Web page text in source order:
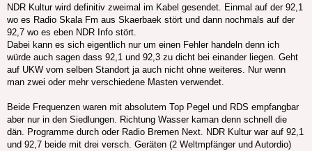
NDR Kultur wird definitiv zweimal im Kabel gesendet. Einmal auf der 92,1
wo es Radio Skala Fm aus Skaerbaek stört und dann nochmals auf der
92,7 wo es eben NDR Info stört.
Dabei kann es sich eigentlich nur um einen Fehler handeln denn ich
würde auch sagen dass 92,1 und 92,3 zu dicht bei einander liegen. Geht
auf UKW vom selben Standort ja auch nicht ohne weiteres. Nur wenn
man zwei oder mehr verschiedene Masten verwendet.
Beide Frequenzen waren mit absolutem Top Pegel und RDS empfangbar
aber nur in den Siedlungen. Richtung Wasser kaman denn schnell die
dän. Programme durch oder Radio Bremen Next. NDR Kultur war auf 92,1
und 92,7 beide mit drei versch. Geräten (2 Weltmpfänger und Autordio)